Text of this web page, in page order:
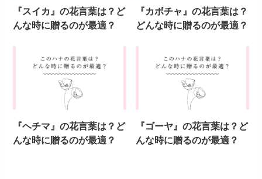
『スイカ』の花言葉は？ど
んな時に贈るのが最適？
『カボチャ』の花言葉は？
どんな時に贈るのが最適？
『ヘチマ』の花言葉は？ど
んな時に贈るのが最適？
『ゴーヤ』の花言葉は？ど
んな時に贈るのが最適？